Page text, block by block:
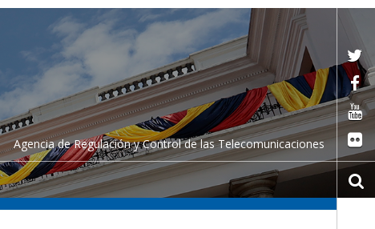
Agencia de Regulación y Control de las Telecomunicaciones